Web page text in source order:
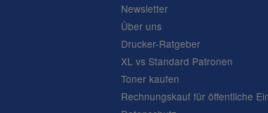
Newsletter
Über uns
Drucker-Ratgeber
XL vs Standard Patronen
Toner kaufen
Rechnungskauf für öffentliche